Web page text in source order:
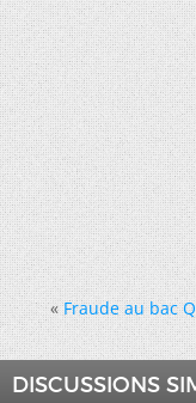
« Fraude au bac
DISCUSSIONS